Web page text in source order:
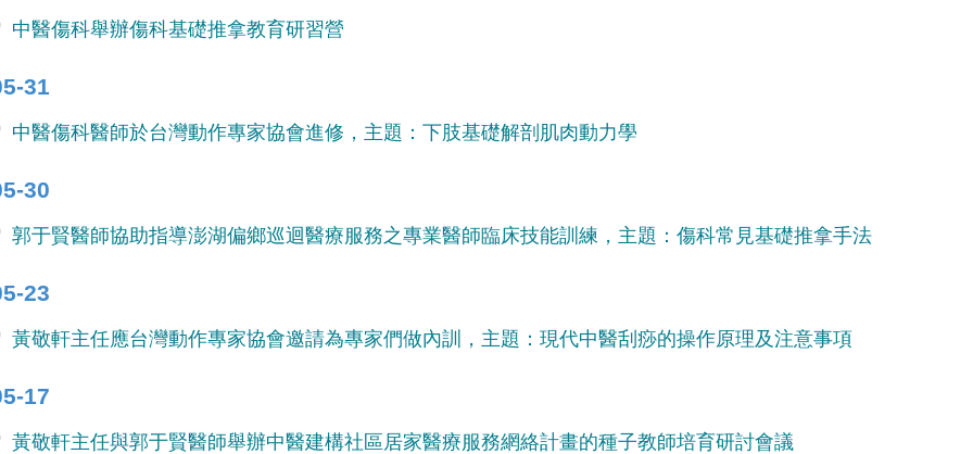
中醫傷科舉辦傷科基礎推拿教育研習營
31
中醫傷科醫師於台灣動作專家協會進修，主題：下肢基礎解剖肌肉動力學
30
郭于賢醫師協助指導澎湖偏鄉巡迴醫療服務之專業醫師臨床技能訓練，主題：傷科常見基礎推拿手法
23
黃敬軒主任應台灣動作專家協會邀請為專家們做內訓，主題：現代中醫刮痧的操作原理及注意事項
17
黃敬軒主任與郭于賢醫師舉辦中醫建構社區居家醫療服務網絡計畫的種子教師培育研討會議